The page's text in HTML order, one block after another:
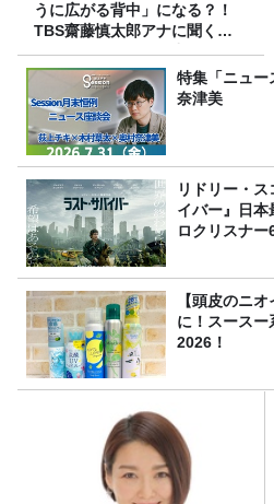
うに広がる背中」になる？！
TBS齋藤慎太郎アナに聞くメ
ンズフィジークの魅力！！
特集「ニュー
奈津美
リドリー・
イバー』日本
ロクリスナー
【頭皮のニ
に！スースー
2026！